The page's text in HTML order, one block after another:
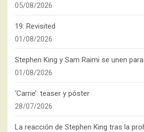
05/08/2026
19: Revisited
01/08/2026
Stephen King y Sam Raimi se unen para
01/08/2026
‘Carrie’: teaser y póster
28/07/2026
La reacción de Stephen King tras la